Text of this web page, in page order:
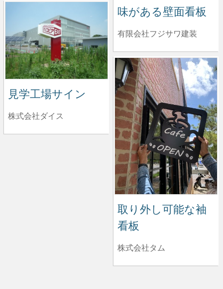
味がある壁面看板
有限会社フジサワ建装
見学工場サイン
株式会社ダイス
取り外し可能な袖
看板
株式会社タム